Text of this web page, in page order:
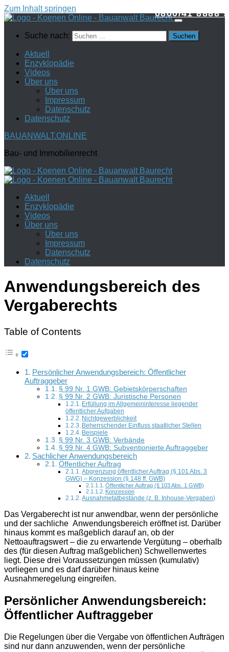
Zum Inhalt springen
Suche nach:
Aktuell
Enzyklopädie
Videos
Über uns
Über uns
Impressum
Datenschutz
Datenschutz
BAUANWALT.ONLINE
Bau- und Immobilienrecht
Aktuell
Enzyklopädie
Videos
Über uns
Über uns
Impressum
Datenschutz
Datenschutz
0800/41 8888 9
Anwendungsbereich des
Vergaberechts
Table of Contents
Persönlicher Anwendungsbereich: Öffentlicher
Auftraggeber
§ 99 Nr. 1 GWB: Gebietskörperschaften
§ 99 Nr. 2 GWB: Juristische Personen
Erfüllung im Allgemeininteresse liegender
öffentlicher Aufgaben
Nichtgewerblichkeit
Beherrschender Einfluss staatlicher Stellen
Beispiele
§ 99 Nr. 3 GWB: Verbände
§ 99 Nr. 4 GWB: Subventionierte Auftraggeber
Sachlicher Anwendungsbereich
Öffentlicher Auftrag
Abgrenzung öffentlicher Auftrag (§ 101 Abs. 3
GWG) – Konzession (§ 148 ff. GWB)
Öffentlicher Auftrag (§ 103 Abs. 1 GWB)
Konzession
Ausnahmetatbestände (z. B. Inhouse-Vergaben)
Das Vergaberecht ist nur anwendbar, wenn der persönliche
und der sachliche Anwendungsbereich eröffnet ist. Darüber
hinaus kommt es maßgeblich darauf an, ob der
Nettoauftragswert – die zu erwartende Vergütung – oberhalb
des (für diesen Auftrag maßgeblichen) Schwellenwertes
liegt. Diese drei Voraussetzungen müssen (kumulativ)
vorliegen und es darf darüber hinaus keine
Ausnahmeregelung eingreifen.
Persönlicher Anwendungsbereich:
Öffentlicher Auftraggeber
Die Regelungen über die Vergabe von öffentlichen Aufträgen
sind nur dann anzuwenden, wenn der persönliche